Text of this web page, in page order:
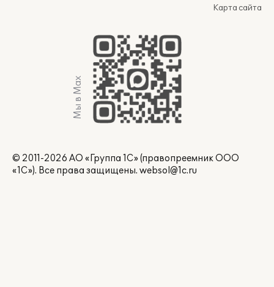
Карта сайта
Мы в Max
© 2011-2026 АО «Группа 1С» (правопреемник ООО
«1С»). Все права защищены. websol@1c.ru